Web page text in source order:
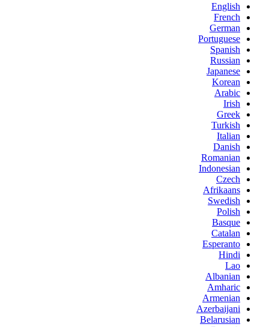
English
French
German
Portuguese
Spanish
Russian
Japanese
Korean
Arabic
Irish
Greek
Turkish
Italian
Danish
Romanian
Indonesian
Czech
Afrikaans
Swedish
Polish
Basque
Catalan
Esperanto
Hindi
Lao
Albanian
Amharic
Armenian
Azerbaijani
Belarusian